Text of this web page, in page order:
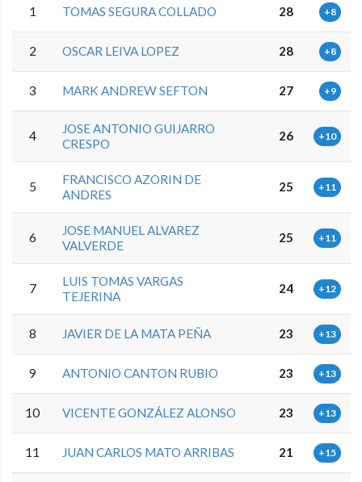
1 TOMAS SEGURA COLLADO 28 +8
2 OSCAR LEIVA LOPEZ 28 +8
3 MARK ANDREW SEFTON 27 +9
4
JOSE ANTONIO GUIJARRO
CRESPO
26 +10
5
FRANCISCO AZORIN DE
ANDRES
25 +11
6
JOSE MANUEL ALVAREZ
VALVERDE
25 +11
7
LUIS TOMAS VARGAS
TEJERINA
24 +12
8 JAVIER DE LA MATA PEÑA 23 +13
9 ANTONIO CANTON RUBIO 23 +13
10 VICENTE GONZÁLEZ ALONSO 23 +13
11 JUAN CARLOS MATO ARRIBAS 21 +15